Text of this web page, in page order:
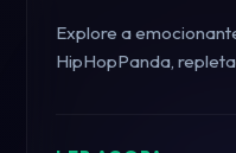
Explore a
HipHopPanda,